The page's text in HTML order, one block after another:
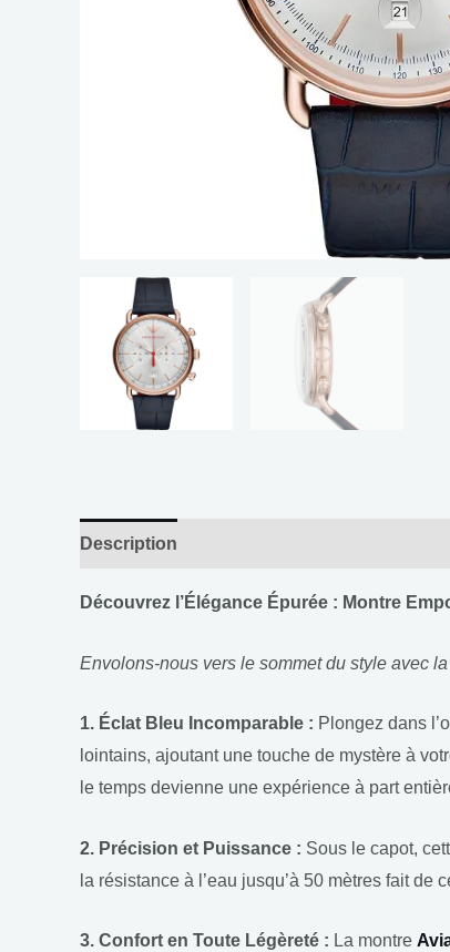
Description
Découvrez l’Élégance Épurée : Montre
Envolons-nous vers le sommet du style avec
1. Éclat Bleu Incomparable : Plongez dans
lointains, ajoutant une touche de mystère à
le temps devienne une expérience à part
2. Précision et Puissance : Sous le capot,
la résistance à l’eau jusqu’à 50 mètres fait
3. Confort en Toute Légèreté : La montre